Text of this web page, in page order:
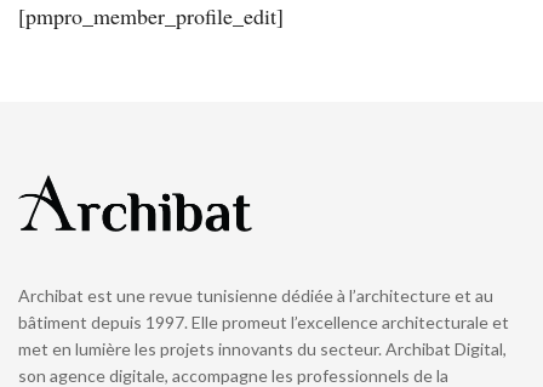
[pmpro_member_profile_edit]
Archibat est une revue tunisienne dédiée à l’architecture et au
bâtiment depuis 1997. Elle promeut l’excellence architecturale et
met en lumière les projets innovants du secteur. Archibat Digital,
son agence digitale, accompagne les professionnels de la